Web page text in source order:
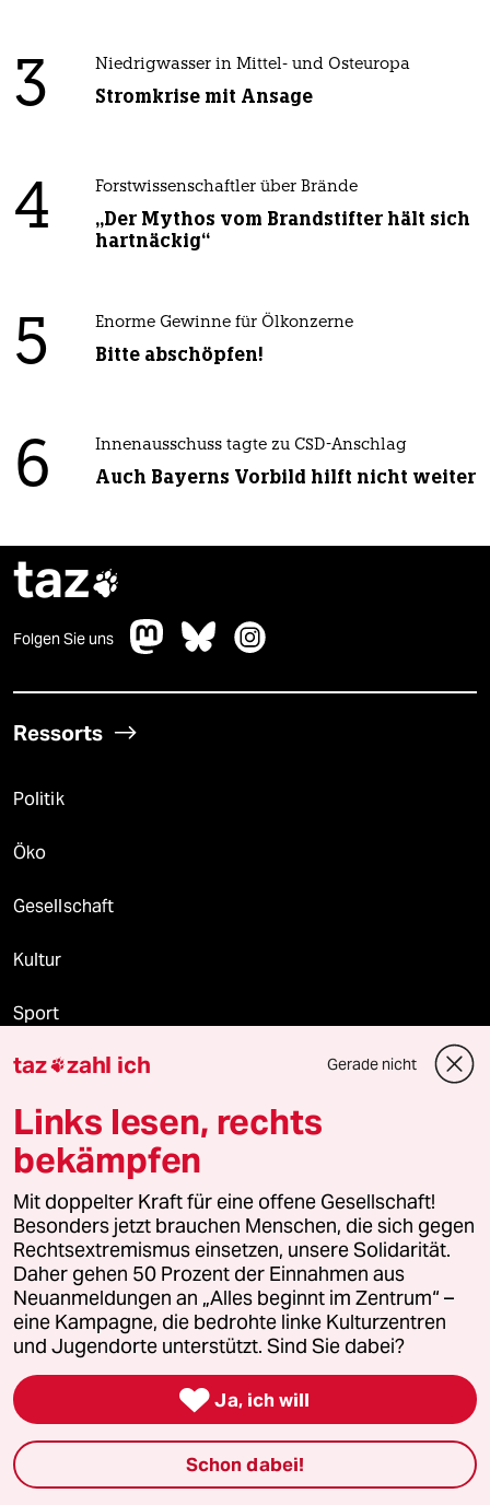
3 Niedrigwasser in Mittel- und Osteuropa
Stromkrise mit Ansage
4 Forstwissenschaftler über Brände
„Der Mythos vom Brandstifter hält sich
hartnäckig“
5 Enorme Gewinne für Ölkonzerne
Bitte abschöpfen!
6 Innenausschuss tagte zu CSD-Anschlag
Auch Bayerns Vorbild hilft nicht weiter
taz
Folgen Sie uns
Ressorts
Politik
Öko
Gesellschaft
Kultur
Sport
Berlin
Nord
Wahrheit
Themen
Krieg in der Ukraine
Hitze
Niedrigwasser
taz zahl ich Gerade nicht
Links lesen, rechts
bekämpfen
Mit doppelter Kraft für eine offene Gesellschaft!
Besonders jetzt brauchen Menschen, die sich gegen
Rechtsextremismus einsetzen, unsere Solidarität.
Daher gehen 50 Prozent der Einnahmen aus
Neuanmeldungen an „Alles beginnt im Zentrum“ –
eine Kampagne, die bedrohte linke Kulturzentren
und Jugendorte unterstützt. Sind Sie dabei?
 Ja, ich will
Schon dabei!